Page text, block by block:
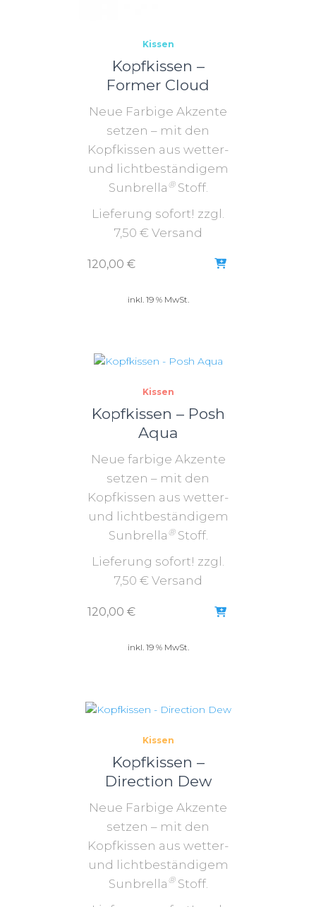
Kissen
Kopfkissen –
Former Cloud
Neue Farbige Akzente
setzen – mit den
Kopfkissen aus wetter-
und lichtbeständigem
Sunbrella ®Stoff.
Lieferung sofort! zzgl.
7,50 € Versand
120,00 €
inkl. 19 % MwSt.
Kissen
Kopfkissen – Posh
Aqua
Neue farbige Akzente
setzen – mit den
Kopfkissen aus wetter-
und lichtbeständigem
Sunbrella ®Stoff.
Lieferung sofort! zzgl.
7,50 € Versand
120,00 €
inkl. 19 % MwSt.
Kissen
Kopfkissen –
Direction Dew
Neue Farbige Akzente
setzen – mit den
Kopfkissen aus wetter-
und lichtbeständigem
Sunbrella ®Stoff.